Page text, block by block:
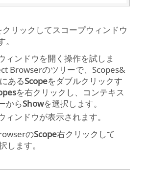
リックしてスコープウィンドウ
ィンドウを開く操作を試しま
Browserのツリーで、Scopes&
あるScopeをダブルクリックす
を右クリックし、コンテキス
からShowを選択します。
ィンドウが表示されます。
のScope右クリックして
します。